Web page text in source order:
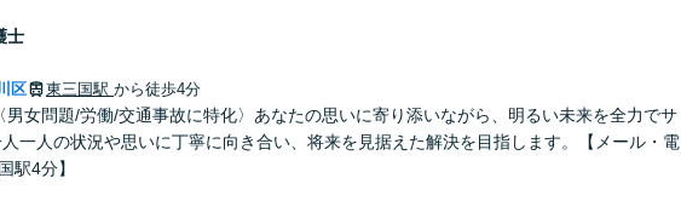
士
区 東三国駅 から徒歩4分
男女問題/労働/交通事故に特化〉あなたの思いに寄り添いながら、明るい未来を全力でサ
一人の状況や思いに丁寧に向き合い、将来を見据えた解決を目指します。【メール・電
駅4分】